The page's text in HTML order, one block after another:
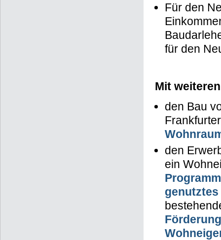
Für den
für den
Mit
den Bau
den
ein